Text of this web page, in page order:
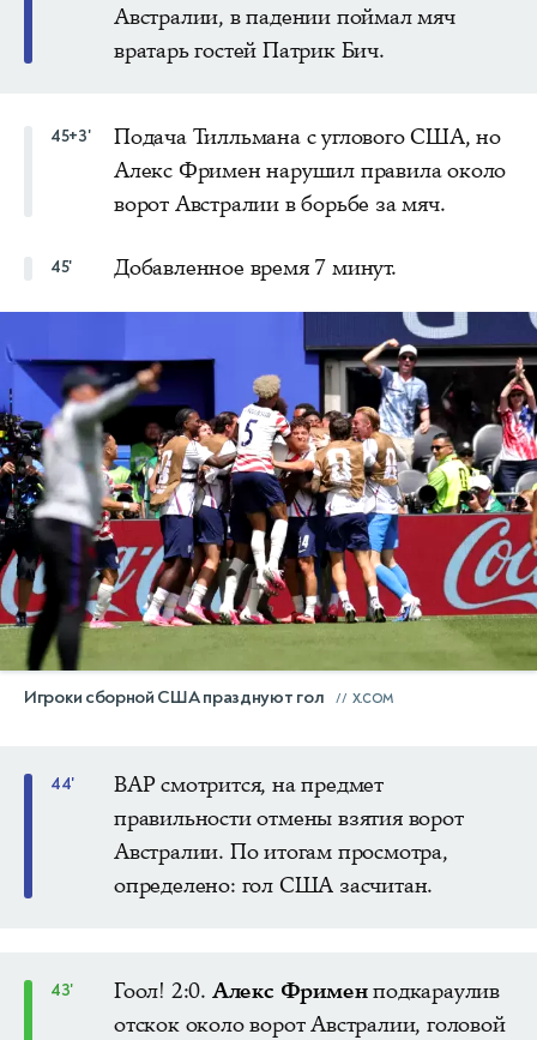
Австралии, в падении поймал мяч
вратарь гостей Патрик Бич.
45+3'
Подача Тилльмана с углового США, но
Алекс Фримен нарушил правила около
ворот Австралии в борьбе за мяч.
45' Добавленное время 7 минут.
Игроки сборной США празднуют гол X.COM
44'
ВАР смотрится, на предмет
правильности отмены взятия ворот
Австралии. По итогам просмотра,
определено: гол США засчитан.
43' Гоол! 2:0. Алекс Фрименподкараулив
отскок около ворот Австралии, головой